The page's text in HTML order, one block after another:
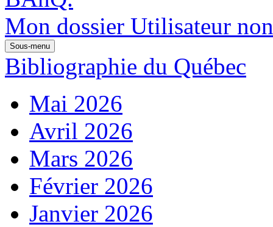
Mon dossier Utilisateur
Sous-menu
Bibliographie du Québec
Mai 2026
Avril 2026
Mars 2026
Février 2026
Janvier 2026